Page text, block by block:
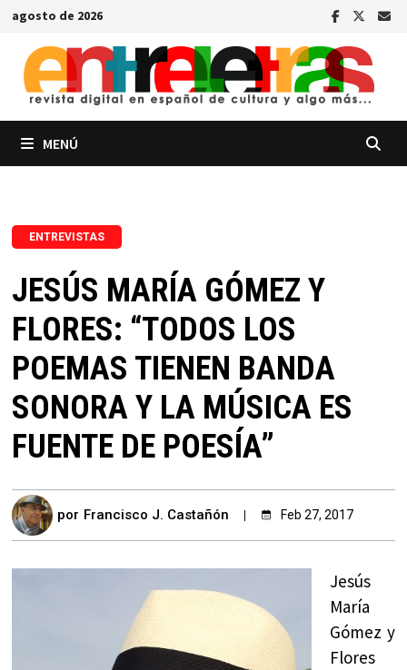
Saltar
contenido
agosto de 2026
MENÚ
ENTREVISTAS
JESÚS MARÍA GÓMEZ Y
FLORES: “TODOS LOS
POEMAS TIENEN BANDA
SONORA Y LA MÚSICA ES
FUENTE DE POESÍA”
por Francisco J. Castañón Feb 27, 2017
Jesús
María
Gómez y
Flores